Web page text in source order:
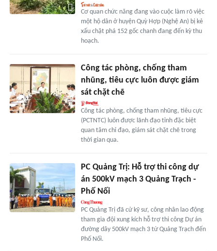
Cơ quan chức năng đang vào cuộc làm rõ việc
một hộ dân ở huyện Quỳ Hợp (Nghệ An) bị kẻ
xấu chặt phá 152 gốc chanh đang đến kỳ thu
hoạch.
Công tác phòng, chống tham
nhũng, tiêu cực luôn được giám
sát chặt chẽ
Công tác phòng, chống tham nhũng, tiêu cực
(PCTNTC) luôn được lãnh đạo tỉnh đặc biệt
quan tâm chỉ đạo, giám sát chặt chẽ trong
thời gian qua.
PC Quảng Trị: Hỗ trợ thi công dự
án 500kV mạch 3 Quảng Trạch -
Phố Nối
PC Quảng Trị đã cử kỹ sư, công nhân lao động
tham gia đội xung kích hỗ trợ thi công Dự án
đường dây 500kV mạch 3 từ Quảng Trạch đến
Phố Nối.